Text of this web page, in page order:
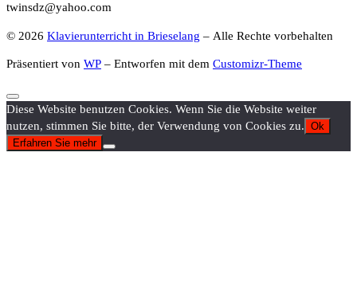
twinsdz@yahoo.com
© 2026 Klavierunterricht in Brieselang – Alle Rechte vorbehalten
Präsentiert von WP – Entworfen mit dem Customizr-Theme
Diese Website benutzen Cookies. Wenn Sie die Website weiter
nutzen, stimmen Sie bitte, der Verwendung von Cookies zu. Ok
Erfahren Sie mehr